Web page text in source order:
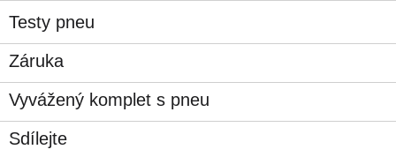
Testy pneu
Záruka
Vyvážený komplet s pneu
Sdílejte